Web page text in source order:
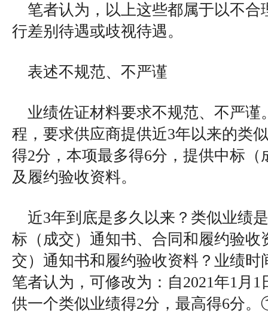
笔者认为，以上这些都属于以不合
行差别待遇或歧视待遇。
表述不规范、不严谨
业绩佐证材料要求不规范、不严谨
程，要求供应商提供近3年以来的类
得2分，本项最多得6分，提供中标（
及履约验收资料。
近3年到底是多久以来？类似业绩
标（成交）通知书、合同和履约验收
交）通知书和履约验收资料？业绩时
笔者认为，可修改为：自2021年1月
供一个类似业绩得2分，最高得6分